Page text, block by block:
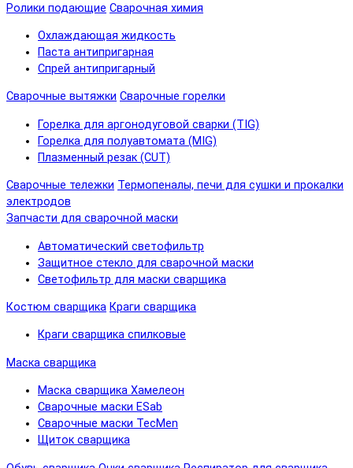
Ролики подающие Сварочная химия
Охлаждающая жидкость
Паста антипригарная
Спрей антипригарный
Сварочные вытяжки Сварочные горелки
Горелка для аргонодуговой сварки (TIG)
Горелка для полуавтомата (MIG)
Плазменный резак (CUT)
Сварочные тележки Термопеналы, печи для сушки и прокалки
электродов
Запчасти для сварочной маски
Автоматический светофильтр
Защитное стекло для сварочной маски
Светофильтр для маски сварщика
Костюм сварщика Краги сварщика
Краги сварщика спилковые
Маска сварщика
Маска сварщика Хамелеон
Сварочные маски ESab
Сварочные маски TecMen
Щиток сварщика